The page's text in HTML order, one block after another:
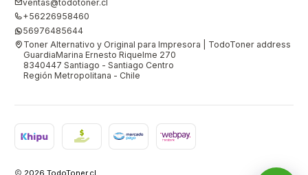
ventas@todotoner.cl
+56226958460
56976485644
Toner Alternativo y Original para Impresora | TodoToner address
GuardiaMarina Ernesto Riquelme 270
8340447 Santiago - Santiago Centro
Región Metropolitana - Chile